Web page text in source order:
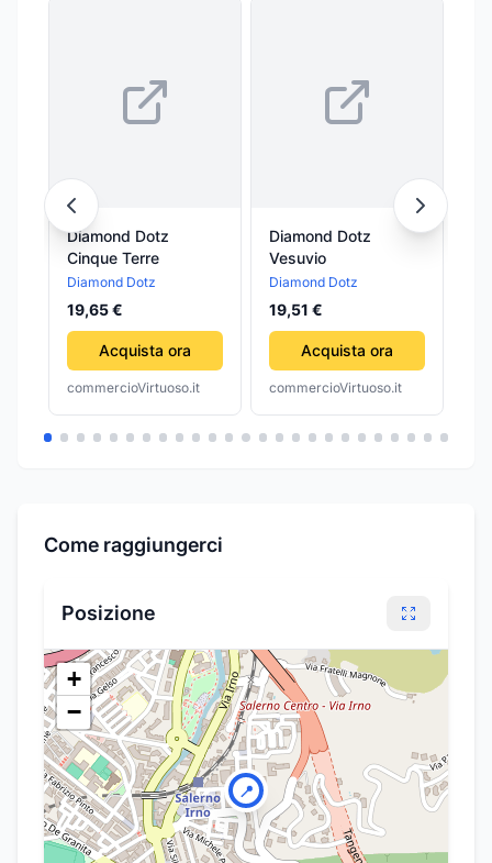
Diamond Dotz
Cinque Terre
Diamond Dotz
19,65 €
Acquista ora
commercioVirtuoso.it
Diamond Dotz
Vesuvio
Diamond Dotz
19,51 €
Acquista ora
commercioVirtuoso.it
Come raggiungerci
Posizione
📍
+
−